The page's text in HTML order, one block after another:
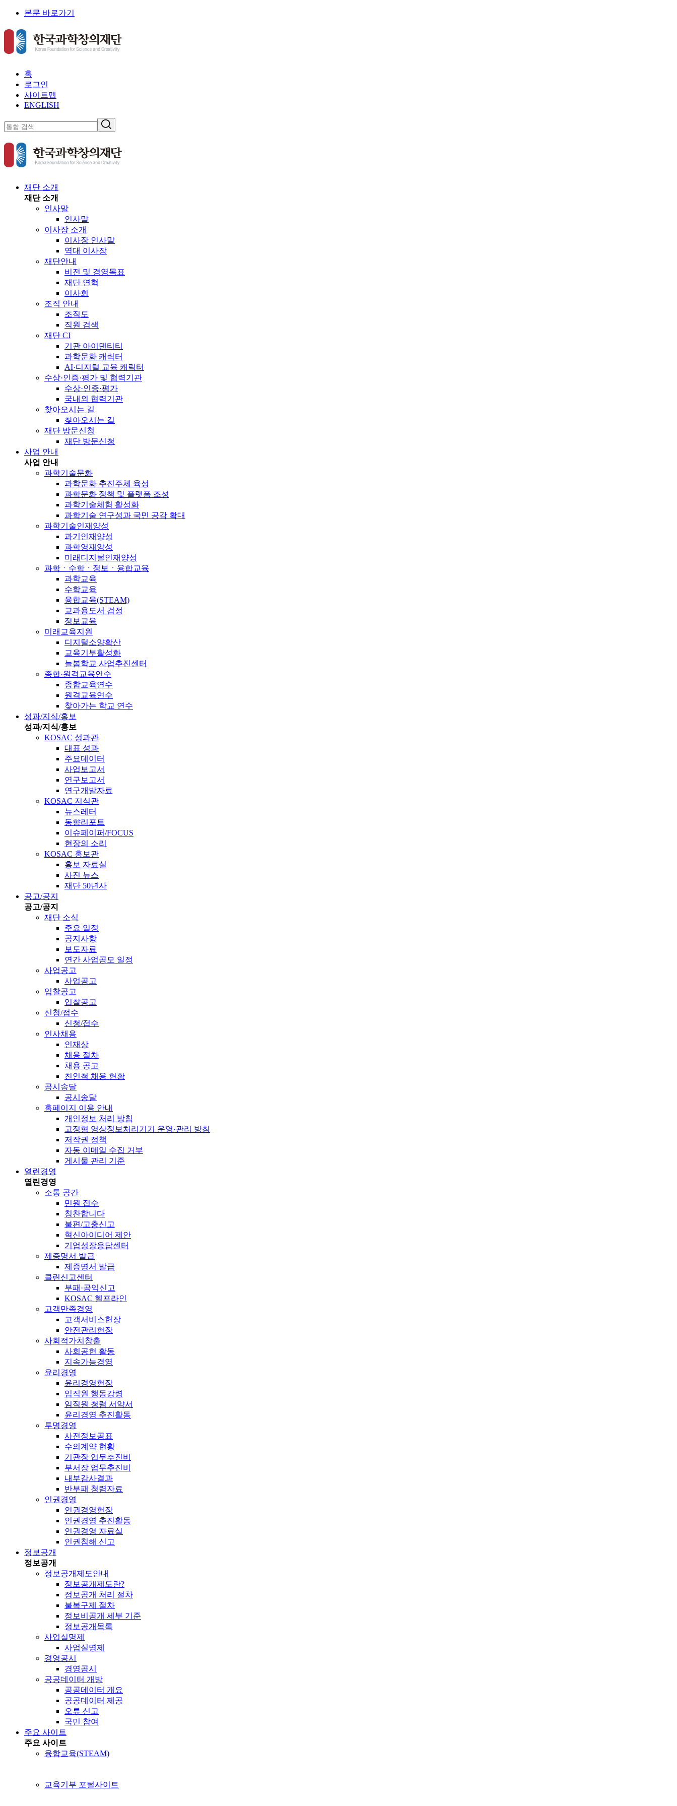
본문 바로가기
홈
로그인
사이트맵
ENGLISH
재단 소개
재단 소개
인사말
인사말
이사장 소개
이사장 인사말
역대 이사장
재단안내
비전 및 경영목표
재단 연혁
이사회
조직 안내
조직도
직원 검색
재단 CI
기관 아이덴티티
과학문화 캐릭터
AI·디지털 교육 캐릭터
수상·인증·평가 및 협력기관
수상·인증·평가
국내외 협력기관
찾아오시는 길
찾아오시는 길
재단 방문신청
재단 방문신청
사업 안내
사업 안내
과학기술문화
과학문화 추진주체 육성
과학문화 정책 및 플랫폼 조성
과학기술체험 활성화
과학기술 연구성과 국민 공감 확대
과학기술인재양성
과기인재양성
과학영재양성
미래디지털인재양성
과학ㆍ수학ㆍ정보ㆍ융합교육
과학교육
수학교육
융합교육(STEAM)
교과용도서 검정
정보교육
미래교육지원
디지털소양확산
교육기부활성화
늘봄학교 사업추진센터
종합·원격교육연수
종합교육연수
원격교육연수
찾아가는 학교 연수
성과/지식/홍보
성과/지식/홍보
KOSAC 성과관
대표 성과
주요데이터
사업보고서
연구보고서
연구개발자료
KOSAC 지식관
뉴스레터
동향리포트
이슈페이퍼/FOCUS
현장의 소리
KOSAC 홍보관
홍보 자료실
사진 뉴스
재단 50년사
공고/공지
공고/공지
재단 소식
주요 일정
공지사항
보도자료
연간 사업공모 일정
사업공고
사업공고
입찰공고
입찰공고
신청/접수
신청/접수
인사채용
인재상
채용 절차
채용 공고
친인척 채용 현황
공시송달
공시송달
홈페이지 이용 안내
개인정보 처리 방침
고정형 영상정보처리기기 운영·관리 방침
저작권 정책
자동 이메일 수집 거부
게시물 관리 기준
열린경영
열린경영
소통 공간
민원 접수
칭찬합니다
불편/고충신고
혁신아이디어 제안
기업성장응답센터
제증명서 발급
제증명서 발급
클린신고센터
부패·공익신고
KOSAC 헬프라인
고객만족경영
고객서비스헌장
안전관리헌장
사회적가치창출
사회공헌 활동
지속가능경영
윤리경영
윤리경영헌장
임직원 행동강령
임직원 청렴 서약서
윤리경영 추진활동
투명경영
사전정보공표
수의계약 현황
기관장 업무추진비
부서장 업무추진비
내부감사결과
반부패 청렴자료
인권경영
인권경영헌장
인권경영 추진활동
인권경영 자료실
인권침해 신고
정보공개
정보공개
정보공개제도안내
정보공개제도란?
정보공개 처리 절차
불복구제 절차
정보비공개 세부 기준
정보공개목록
사업실명제
사업실명제
경영공시
경영공시
공공데이터 개방
공공데이터 개요
공공데이터 제공
오류 신고
국민 참여
주요 사이트
주요 사이트
융합교육(STEAM)
교육기부 포털사이트